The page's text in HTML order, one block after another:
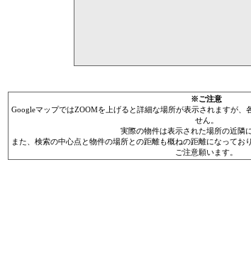
※ご注意
GoogleマップではZOOMを上げると詳細な場所が表示されますが、
せん。
実際の物件は表示された場所の近隣
また、検索の中心点と物件の場所との距離も概ねの距離になってお
ご注意願います。